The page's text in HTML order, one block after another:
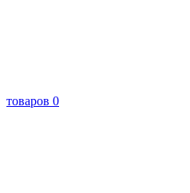
товаров 0